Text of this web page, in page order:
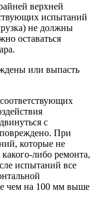
верхней
испытаний
не должны
оставаться
или выпасть
с
При
которые не
либо ремонта,
испытаний все
чем на 100 мм выше